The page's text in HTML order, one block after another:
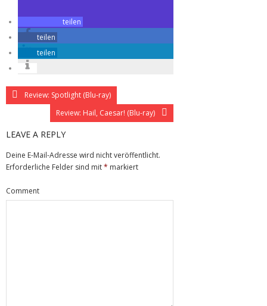
teilen
teilen
teilen
Review: Spotlight (Blu-ray)
Review: Hail, Caesar! (Blu-ray)
LEAVE A REPLY
Deine E-Mail-Adresse wird nicht veröffentlicht.
Erforderliche Felder sind mit* markiert
Comment